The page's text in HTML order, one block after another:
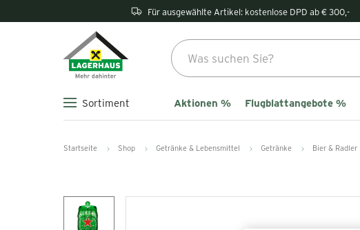
Für ausgewählte Artikel: kostenlose DPD ab € 300,-
Sortiment Aktionen % Flugblattangebote %
Startseite Shop Getränke & Lebensmittel Getränke Bier & Radler